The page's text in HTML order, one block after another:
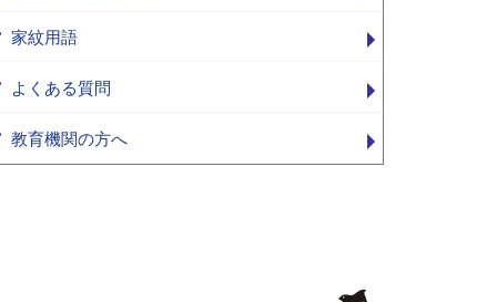
家紋用語
よくある質問
教育機関の方へ